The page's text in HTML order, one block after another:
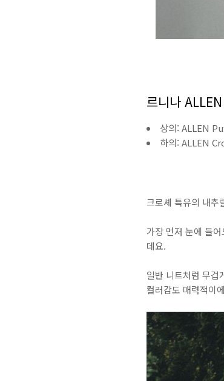
르니나
상의: ALLEN
하의: ALLEN
크로셰 특유의 내추
가장 먼저 눈에 들
데요.
일반 니트처럼 무겁
컬러감도 매력적이